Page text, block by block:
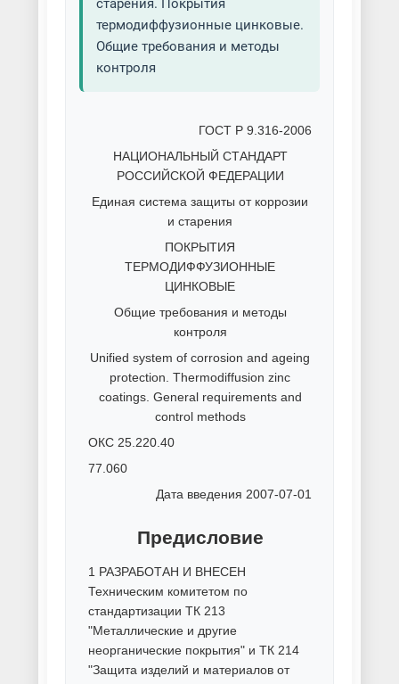
старения. Покрытия
термодиффузионные цинковые.
Общие требования и методы
контроля